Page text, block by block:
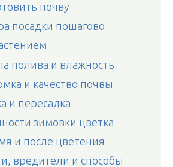
почву
посадки пошагово
полива и влажность
и качество почвы
и пересадка
зимовки цветка
и после цветения
вредители и способы